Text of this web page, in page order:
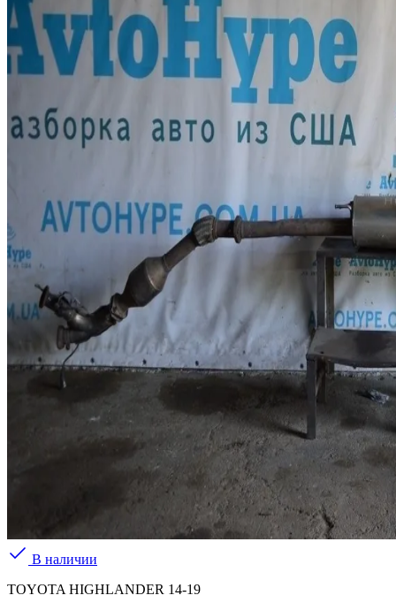
В наличии
TOYOTA HIGHLANDER 14-19